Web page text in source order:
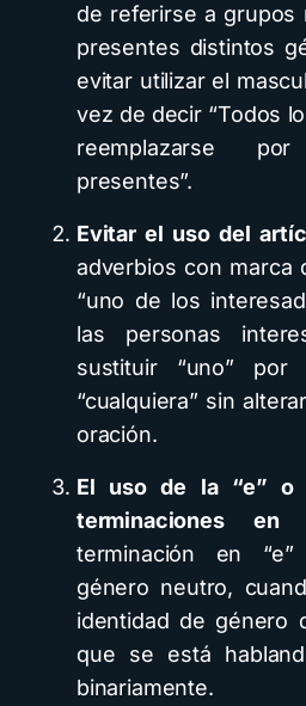
de referirse a grupos
presentes distintos
evitar utilizar el
vez de decir “Todos
reemplazarse
presentes”.
Evitar el uso del
adverbios con marca
“uno de los
las personas
sustituir “uno” por
“cualquiera” sin
oración.
El uso de la “e” o
terminaciones
terminación en
género neutro,
identidad de género
que se está
binariamente.